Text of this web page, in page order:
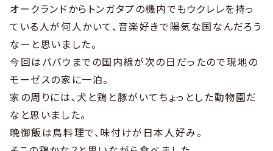
オークランドからトンガタプの機内でもウクレレを持っ
ている人が何人かいて、音楽好きで陽気な国なんだろう
なーと思いました。
今回はババウまでの国内線が次の日だったので現地の
モーゼスの家に一泊。
家の周りには、犬と鶏と豚がいてちょっとした動物園だ
なと思いました。
晩御飯は鳥料理で、味付けが日本人好み。